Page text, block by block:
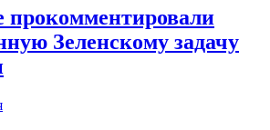
прокомментировали
Зеленскому задачу